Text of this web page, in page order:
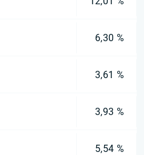
6,30 %
3,61 %
3,93 %
5,54 %